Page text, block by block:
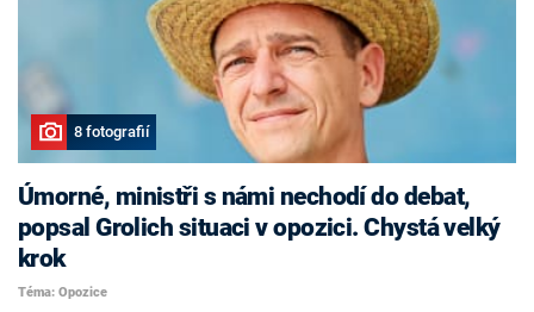
8 fotografií
Úmorné, ministři s námi nechodí do debat,
popsal Grolich situaci v opozici. Chystá velký
krok
Téma: Opozice